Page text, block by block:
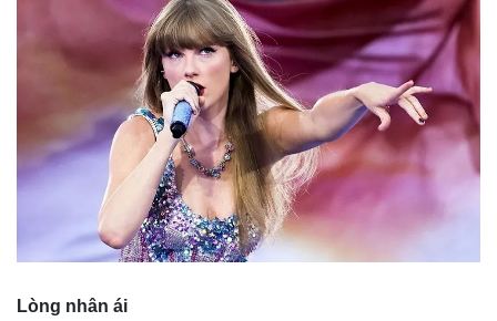
Tin nóng
Tư vấn luật
Quân sự - Quốc phòng
Vũ khí
Việt Nam
Phân tích
Lòng nhân ái